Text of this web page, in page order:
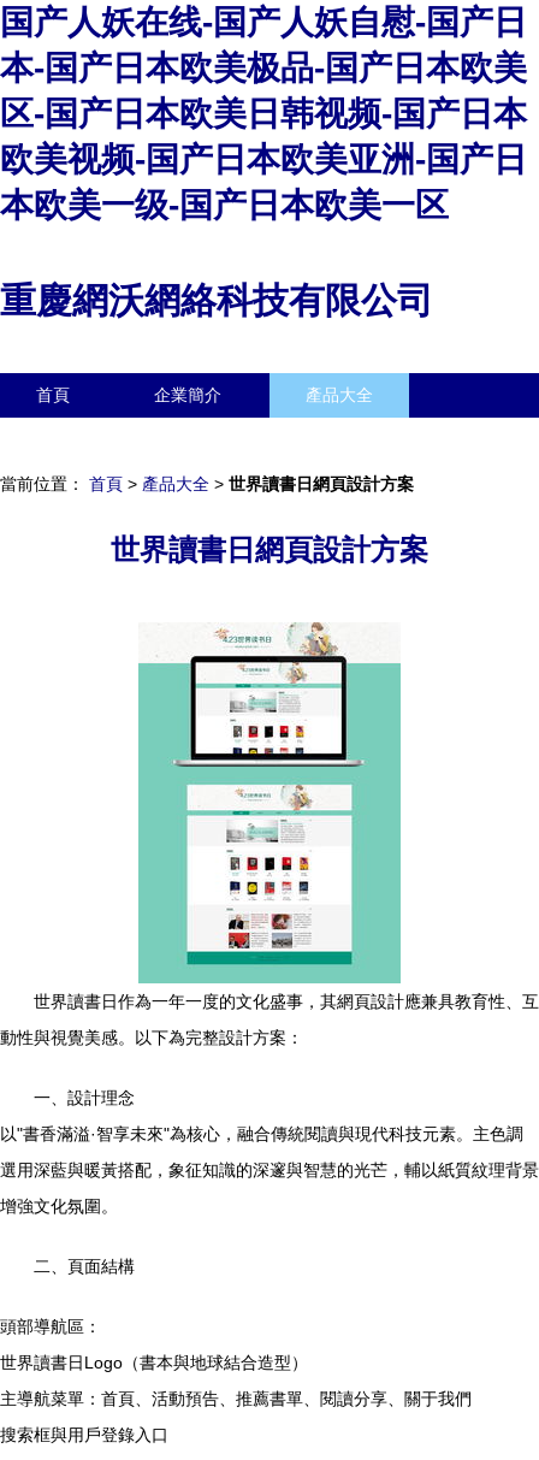
国产人妖在线-国产人妖自慰-国产日
本-国产日本欧美极品-国产日本欧美
区-国产日本欧美日韩视频-国产日本
欧美视频-国产日本欧美亚洲-国产日
本欧美一级-国产日本欧美一区
重慶網沃網絡科技有限公司
首頁 企業簡介 產品大全
當前位置： 首頁 > 產品大全 > 世界讀書日網頁設計方案
世界讀書日網頁設計方案
世界讀書日作為一年一度的文化盛事，其網頁設計應兼具教育性、互
動性與視覺美感。以下為完整設計方案：
一、設計理念
以"書香滿溢·智享未來"為核心，融合傳統閱讀與現代科技元素。主色調
選用深藍與暖黃搭配，象征知識的深邃與智慧的光芒，輔以紙質紋理背景
增強文化氛圍。
二、頁面結構
頭部導航區：
世界讀書日Logo（書本與地球結合造型）
主導航菜單：首頁、活動預告、推薦書單、閱讀分享、關于我們
搜索框與用戶登錄入口